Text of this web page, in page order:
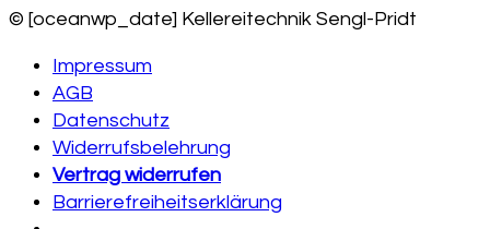
© [oceanwp_date] Kellereitechnik Sengl-Pridt
Impressum
AGB
Datenschutz
Widerrufsbelehrung
Vertrag widerrufen
Barrierefreiheitserklärung